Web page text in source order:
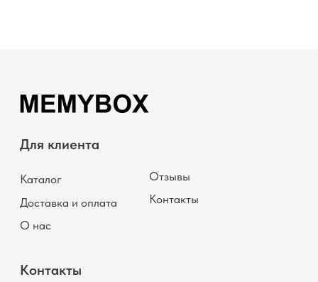
Согласие на обработку персональных
данных
Согласие на получение рекламно-информационной рассылки
Политика использования файлов cookie
экстремистской и запрещённой на территории РФ